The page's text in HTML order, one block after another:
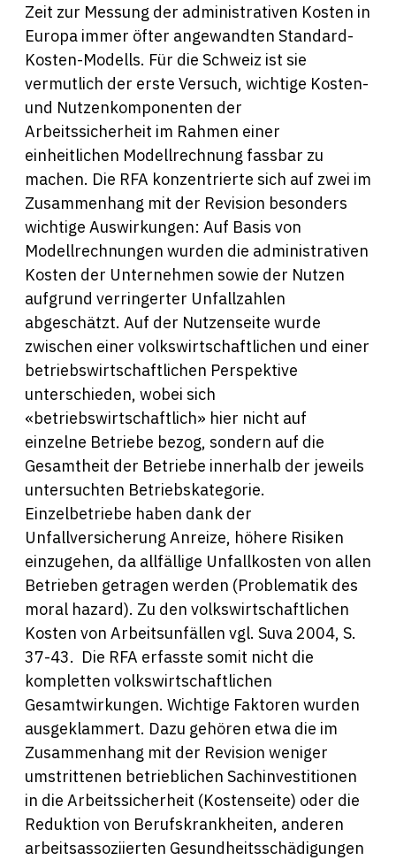
Zeit zur Messung der administrativen Kosten in
Europa immer öfter angewandten Standard-
Kosten-Modells. Für die Schweiz ist sie
vermutlich der erste Versuch, wichtige Kosten-
und Nutzenkomponenten der
Arbeitssicherheit im Rahmen einer
einheitlichen Modellrechnung fassbar zu
machen. Die RFA konzentrierte sich auf zwei im
Zusammenhang mit der Revision besonders
wichtige Auswirkungen: Auf Basis von
Modellrechnungen wurden die administrativen
Kosten der Unternehmen sowie der Nutzen
aufgrund verringerter Unfallzahlen
abgeschätzt. Auf der Nutzenseite wurde
zwischen einer volkswirtschaftlichen und einer
betriebswirtschaftlichen Perspektive
unterschieden, wobei sich
«betriebswirtschaftlich» hier nicht auf
einzelne Betriebe bezog, sondern auf die
Gesamtheit der Betriebe innerhalb der jeweils
untersuchten Betriebskategorie.
Einzelbetriebe haben dank der
Unfallversicherung Anreize, höhere Risiken
einzugehen, da allfällige Unfallkosten von allen
Betrieben getragen werden (Problematik des
moral hazard). Zu den volkswirtschaftlichen
Kosten von Arbeitsunfällen vgl. Suva 2004, S.
37-43. Die RFA erfasste somit nicht die
kompletten volkswirtschaftlichen
Gesamtwirkungen. Wichtige Faktoren wurden
ausgeklammert. Dazu gehören etwa die im
Zusammenhang mit der Revision weniger
umstrittenen betrieblichen Sachinvestitionen
in die Arbeitssicherheit (Kostenseite) oder die
Reduktion von Berufskrankheiten, anderen
arbeitsassoziierten Gesundheitsschädigungen